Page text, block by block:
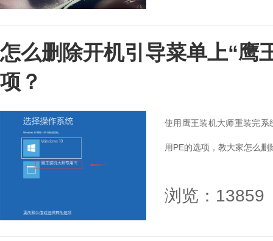
怎么删除开机引导菜单上“鹰
项？
使用鹰王装机大师重装完
用PE的选项，教大家怎么
浏览：13859